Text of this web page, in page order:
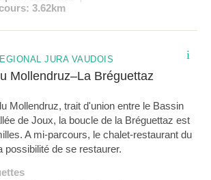
3.62km
i
JURA VAUDOIS
Mollendruz–La Bréguettaz
Mollendruz, trait d'union entre le Bassin
de Joux, la boucle de la Bréguettaz est
A mi-parcours, le chalet-restaurant du
possibilité de se restaurer.